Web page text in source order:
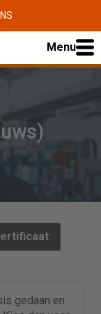
Menu
gedaan en